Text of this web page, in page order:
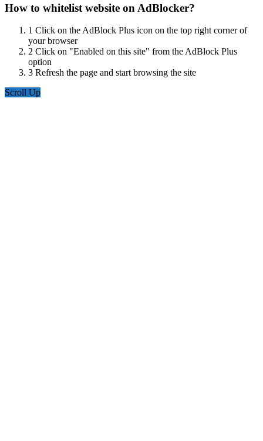
How to whitelist website on AdBlocker?
1 Click on the AdBlock Plus icon on the top right corner of
your browser
2 Click on "Enabled on this site" from the AdBlock Plus
option
3 Refresh the page and start browsing the site
Scroll Up